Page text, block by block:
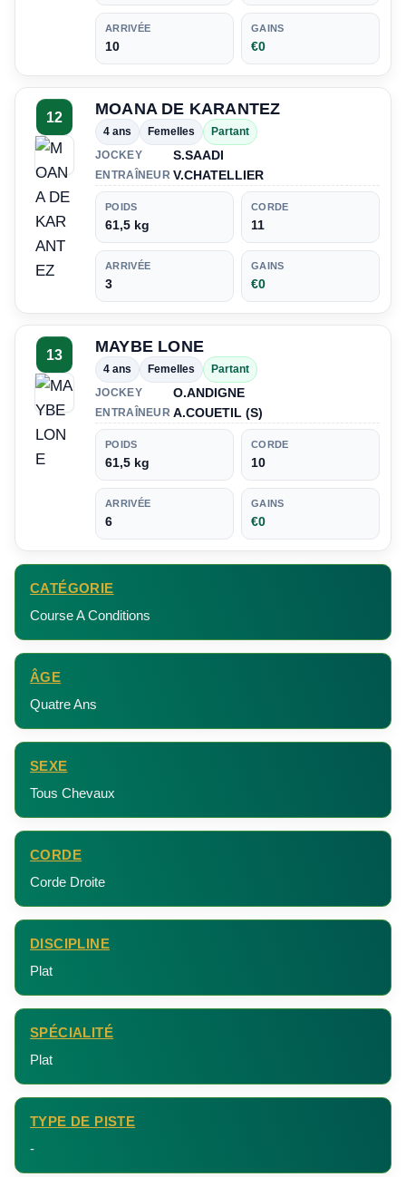
ARRIVÉE
10
GAINS
€0
12 MOANA DE KARANTEZ
4 ans Femelles
Partant
JOCKEY
S.SAADI
ENTRAÎNEUR V.CHATELLIER
POIDS
61,5 kg
CORDE
11
ARRIVÉE
3
GAINS
€0
13 MAYBE LONE
4 ans Femelles
Partant
JOCKEY
O.ANDIGNE
ENTRAÎNEUR A.COUETIL (S)
POIDS
61,5 kg
CORDE
10
ARRIVÉE
6
GAINS
€0
CATÉGORIE
Course A Conditions
ÂGE
Quatre Ans
SEXE
Tous Chevaux
CORDE
Corde Droite
DISCIPLINE
Plat
SPÉCIALITÉ
Plat
TYPE DE PISTE
-